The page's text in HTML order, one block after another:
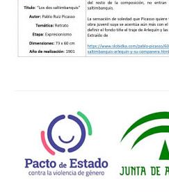
Orientación educativa
El Centro
Ampa
Horario / Organización
Curso académico